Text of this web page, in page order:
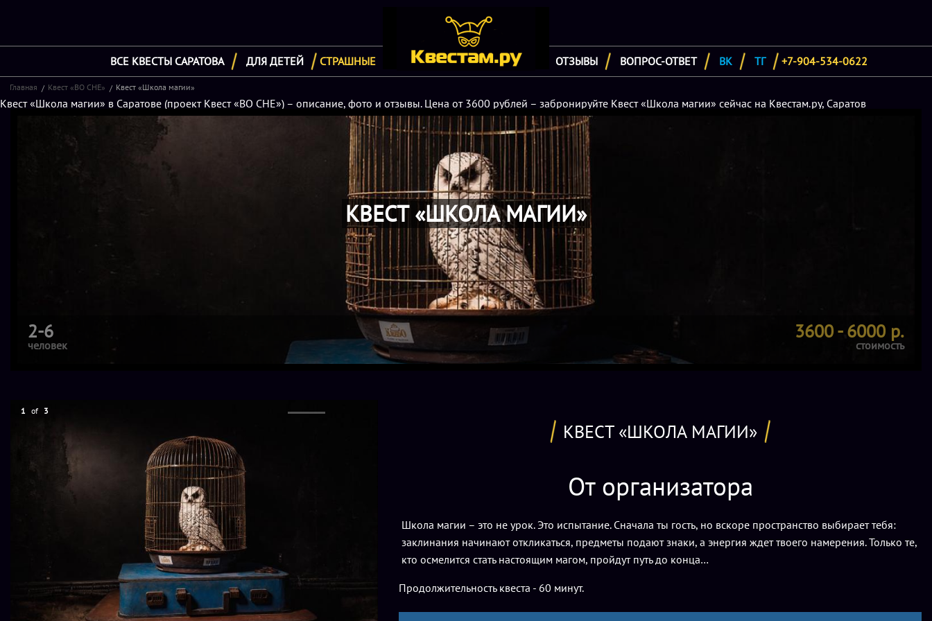
ВСЕ КВЕСТЫ САРАТОВА ДЛЯ ДЕТЕЙ СТРАШНЫЕ ОТЗЫВЫ ВОПРОС-ОТВЕТ ВК ТГ +7-904-534-0622
Главная Квест «ВО СНЕ» Квест «Школа магии»
Квест «Школа магии» в Саратове (проект Квест «ВО СНЕ») – описание, фото и отзывы. Цена от 3600 рублей – забронируйте Квест «Школа магии» сейчас на Квестам.ру, Саратов
КВЕСТ «ШКОЛА МАГИИ»
2-6
человек
3600 - 6000 р.
стоимость
1 of 3
КВЕСТ «ШКОЛА МАГИИ»
От организатора
Школа магии – это не урок. Это испытание. Сначала ты гость, но вскоре пространство выбирает тебя:
заклинания начинают откликаться, предметы подают знаки, а энергия ждет твоего намерения. Только те,
кто осмелится стать настоящим магом, пройдут путь до конца…
Продолжительность квеста - 60 минут.